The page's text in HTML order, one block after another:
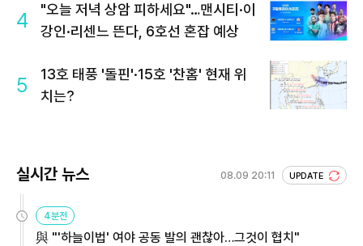
4
"오늘 저녁 상암 피하세요"…맨시티·이
강인·리센느 뜬다, 6호선 혼잡 예상
5
13호 태풍 '돌핀'·15호 '찬홈' 현재 위
치는?
실시간 뉴스 08.09 20:11 UPDATE
4분전
與 "'하늘이법' 여야 공동 발의 괜찮아…그것이 협치"